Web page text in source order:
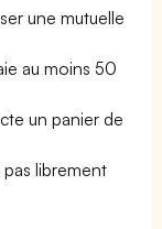
une mutuelle
au moins 50
un panier de
pas librement